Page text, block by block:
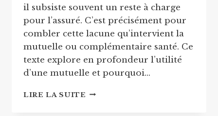
il subsiste souvent un reste à charge
pour l’assuré. C’est précisément pour
combler cette lacune qu’intervient la
mutuelle ou complémentaire santé. Ce
texte explore en profondeur l’utilité
d’une mutuelle et pourquoi…
LIRE LA SUITE COMPRENDRE